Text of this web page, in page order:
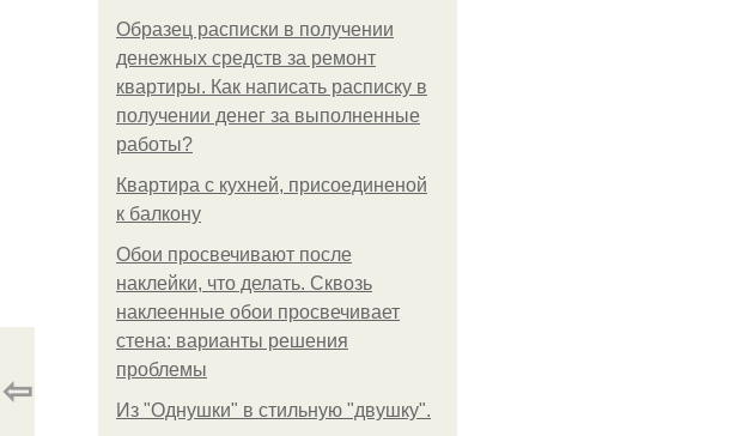
Образец расписки в получении
денежных средств за ремонт
квартиры. Как написать расписку в
получении денег за выполненные
работы?
Квартира с кухней, присоединеной
к балкону
Обои просвечивают после
наклейки, что делать. Сквозь
наклеенные обои просвечивает
стена: варианты решения
проблемы
Из "Однушки" в стильную "двушку".
⇦